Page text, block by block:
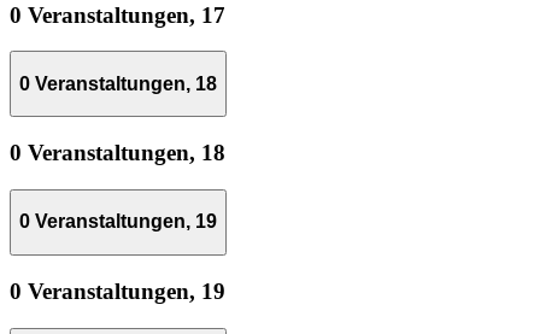
0 Veranstaltungen, 17
0 Veranstaltungen, 18
0 Veranstaltungen, 18
0 Veranstaltungen, 19
0 Veranstaltungen, 19